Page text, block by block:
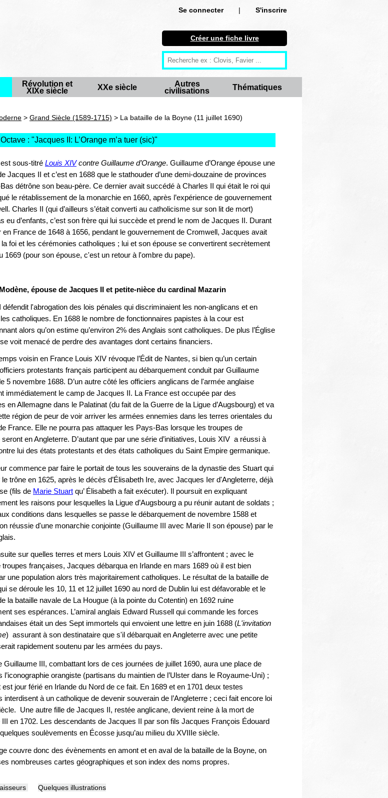
Se connecter |
S'inscrire
S'inscrire
Créer une fiche livre
Antiquité
Moyen Age
Autres civilisations
Thématiques
Créer une fiche livre
Révolution et
XIXe siècle
XXe siècle
Autres
civilisations
Thématiques
> Grand Siècle (1589-1715) > La bataille de la Boyne (11 juillet 1690)
: "Jacques II: L’Orange m’a tuer (sic)"
est sous-titré Louis XIVcontre Guillaume d’Orange. Guillaume d’Orange épouse une
Jacques II et c’est en 1688 que le stathouder d’une demi-douzaine de provinces
détrône son beau-père. Ce dernier avait succédé à Charles II qui était le roi qui
le rétablissement de la monarchie en 1660, après l’expérience de gouvernement
Charles II (qui d’ailleurs s’était converti au catholicisme sur son lit de mort)
eu d’enfants, c’est son frère qui lui succède et prend le nom de Jacques II. Durant
en France de 1648 à 1656, pendant le gouvernement de Cromwell, Jacques avait
foi et les cérémonies catholiques ; lui et son épouse se convertirent secrètement
1669 (pour son épouse, c'est un retour à l'ombre du pape).
épouse de Jacques II et petite-nièce du cardinal Mazarin
défendit l'abrogation des lois pénales qui discriminaient les non-anglicans et en
catholiques. En 1688 le nombre de fonctionnaires papistes à la cour est
alors qu’on estime qu’environ 2% des Anglais sont catholiques. De plus l’Église
voit menacé de perdre des avantages dont certains financiers.
voisin en France Louis XIV révoque l’Édit de Nantes, si bien qu’un certain
protestants français participent au débarquement conduit par Guillaume
5 novembre 1688. D’un autre côté les officiers anglicans de l'armée anglaise
immédiatement le camp de Jacques II. La France est occupée par des
en Allemagne dans le Palatinat (du fait de la Guerre de la Ligue d’Augsbourg) et va
région de peur de voir arriver les armées ennemies dans les terres orientales du
France. Elle ne pourra pas attaquer les Pays-Bas lorsque les troupes de
en Angleterre. D’autant que par une série d’initiatives, Louis XIV a réussi à
lui des états protestants et des états catholiques du Saint Empire germanique.
commence par faire le portait de tous les souverains de la dynastie des Stuart qui
trône en 1625, après le décès d’Élisabeth Ire, avec Jacques Ier d'Angleterre, déjà
(fils de Marie Stuart qu’ Élisabeth a fait exécuter). Il poursuit en expliquant
les raisons pour lesquelles la Ligue d’Augsbourg a pu réunir autant de soldats ;
conditions dans lesquelles se passe le débarquement de novembre 1588 et
réussie d'une monarchie conjointe (Guillaume III avec Marie II son épouse) par le
sur quelles terres et mers Louis XIV et Guillaume III s’affrontent ; avec le
troupes françaises, Jacques débarqua en Irlande en mars 1689 où il est bien
une population alors très majoritairement catholiques. Le résultat de la bataille de
se déroule les 10, 11 et 12 juillet 1690 au nord de Dublin lui est défavorable et le
la bataille navale de La Hougue (à la pointe du Cotentin) en 1692 ruine
ses espérances. L’amiral anglais Edward Russell qui commande les forces
était un des Sept immortels qui envoient une lettre en juin 1688 (L'invitation
) assurant à son destinataire que s'il débarquait en Angleterre avec une petite
rapidement soutenu par les armées du pays.
Guillaume III, combattant lors de ces journées de juillet 1690, aura une place de
l’iconographie orangiste (partisans du maintien de l’Ulster dans le Royaume-Uni) ;
est jour férié en Irlande du Nord de ce fait. En 1689 et en 1701 deux testes
interdisent à un catholique de devenir souverain de l’Angleterre ; ceci fait encore loi
Une autre fille de Jacques II, restée anglicane, devient reine à la mort de
III en 1702. Les descendants de Jacques II par son fils Jacques François Édouard
soulèvements en Écosse jusqu’au milieu du XVIIIe siècle.
couvre donc des évènements en amont et en aval de la bataille de la Boyne, on
nombreuses cartes géographiques et son index des noms propres.
Quelques illustrations